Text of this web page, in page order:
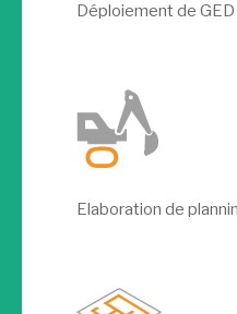
Déploiement de GED
Elaboration de